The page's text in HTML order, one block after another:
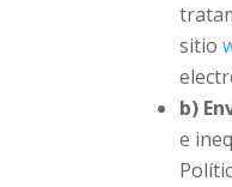
sitio
b)
e